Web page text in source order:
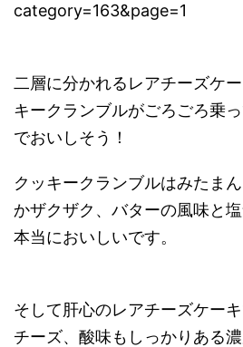
category=163&page=1
二層に分かれるレアチーズケ
キークランブルがごろごろ乗
でおいしそう！
クッキークランブルはみたま
かザクザク、バターの風味と塩
本当においしいです。
そして肝心のレアチーズケー
チーズ、酸味もしっかりある